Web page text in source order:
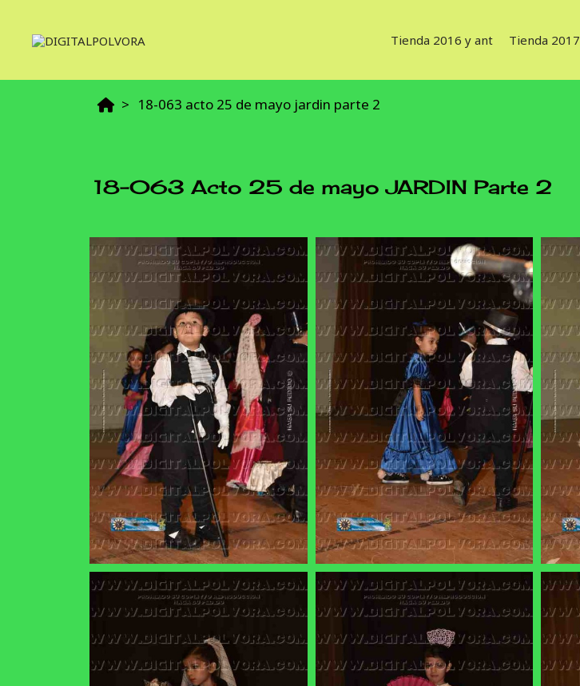
Tienda 2016 y ant Tienda 2017
18-063 acto 25 de mayo jardin parte 2
18-063 Acto 25 de mayo JARDIN Parte 2